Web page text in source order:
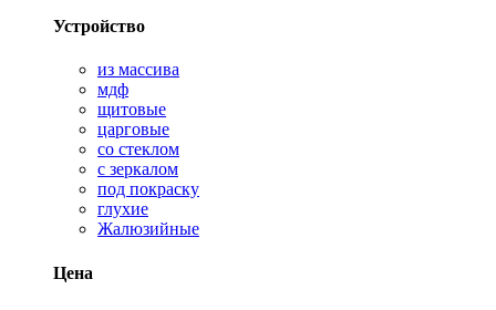
Устройство
из массива
мдф
щитовые
царговые
со стеклом
с зеркалом
под покраску
глухие
Жалюзийные
Цена